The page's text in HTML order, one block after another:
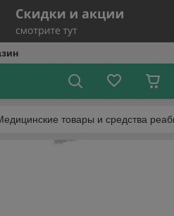
товары и средства